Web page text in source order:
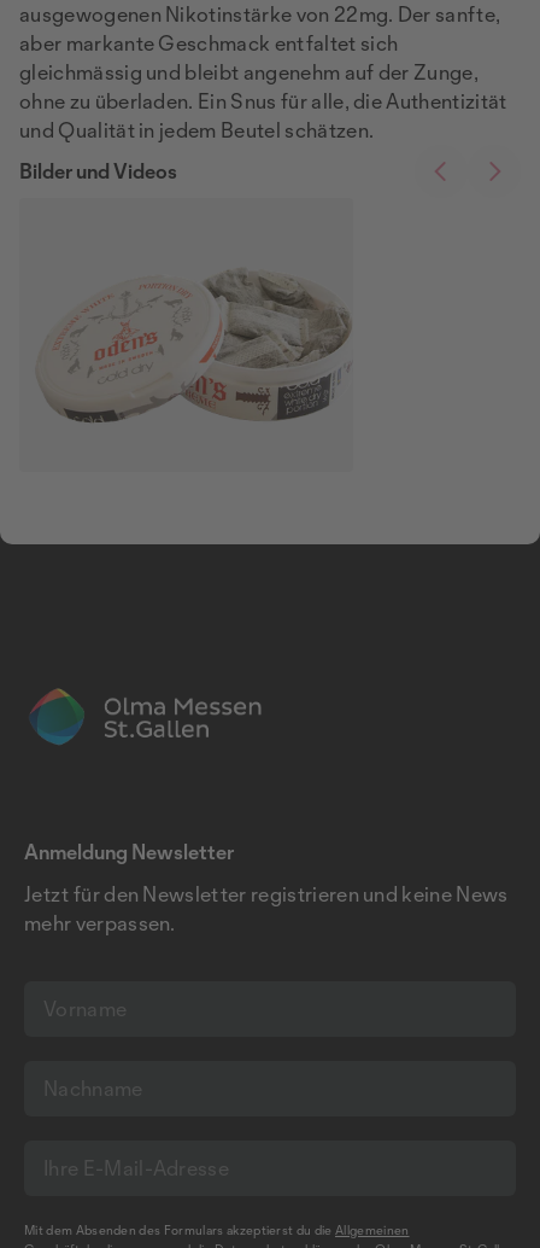
ausgewogenen Nikotinstärke von 22mg. Der sanfte,
aber markante Geschmack entfaltet sich
gleichmässig und bleibt angenehm auf der Zunge,
ohne zu überladen. Ein Snus für alle, die Authentizität
und Qualität in jedem Beutel schätzen.
Bilder und Videos
Anmeldung Newsletter
Jetzt für den Newsletter registrieren und keine News
mehr verpassen.
Mit dem Absenden des Formulars akzeptierst du dieAllgemeinen